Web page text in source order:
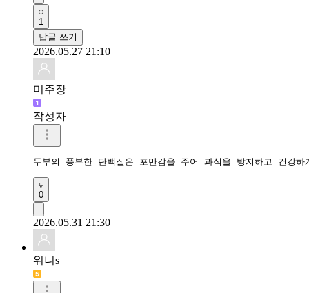
1
답글 쓰기
2026.05.27 21:10
미주장
작성자
두부의 풍부한 단백질은 포만감을 주어 과식을 방지하고 건강
0
2026.05.31 21:30
워니s